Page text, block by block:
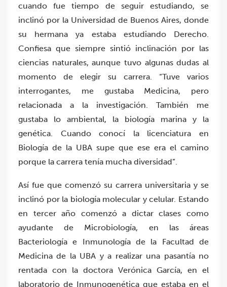
cuando fue tiempo de seguir estudiando, se
inclinó por la Universidad de Buenos Aires, donde
su hermana ya estaba estudiando Derecho.
Confiesa que siempre sintió inclinación por las
ciencias naturales, aunque tuvo algunas dudas al
momento de elegir su carrera. “Tuve varios
interrogantes, me gustaba Medicina, pero
relacionada a la investigación. También me
gustaba lo ambiental, la biología marina y la
genética. Cuando conocí la licenciatura en
Biología de la UBA supe que ese era el camino
porque la carrera tenía mucha diversidad”.
Así fue que comenzó su carrera universitaria y se
inclinó por la biología molecular y celular. Estando
en tercer año comenzó a dictar clases como
ayudante de Microbiología, en las áreas
Bacteriología e Inmunología de la Facultad de
Medicina de la UBA y a realizar una pasantía no
rentada con la doctora Verónica García, en el
laboratorio de Inmunogenética que estaba en el